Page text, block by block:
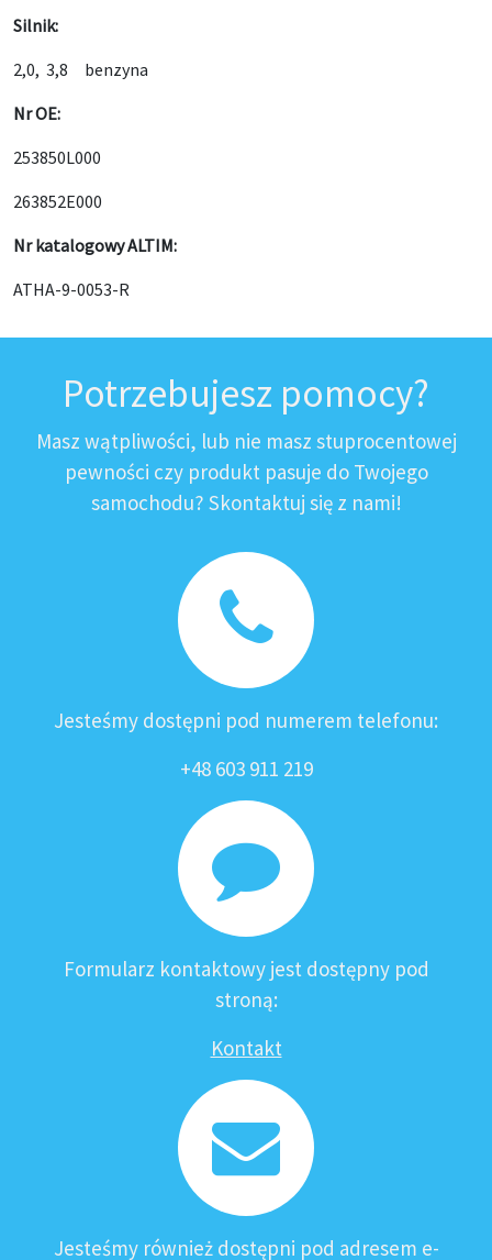
Silnik:
2,0, 3,8 benzyna
Nr OE:
253850L000
263852E000
Nr katalogowy ALTIM:
ATHA-9-0053-R
Potrzebujesz pomocy?
Masz wątpliwości, lub nie masz stuprocentowej
pewności czy produkt pasuje do Twojego
samochodu? Skontaktuj się z nami!
Jesteśmy dostępni pod numerem telefonu:
+48 603 911 219
Formularz kontaktowy jest dostępny pod
stroną:
Kontakt
Jesteśmy również dostępni pod adresem e-